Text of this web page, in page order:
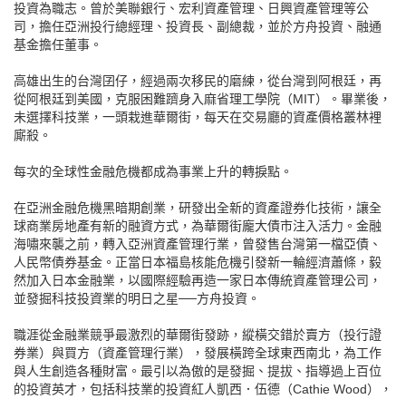
投資為職志。曾於美聯銀行、宏利資產管理、日興資產管理等公
司，擔任亞洲投行總經理、投資長、副總裁，並於方舟投資、融通
基金擔任董事。
高雄出生的台灣囝仔，經過兩次移民的磨練，從台灣到阿根廷，再
從阿根廷到美國，克服困難躋身入麻省理工學院（MIT）。畢業後，
未選擇科技業，一頭栽進華爾街，每天在交易廳的資產價格叢林裡
廝殺。
每次的全球性金融危機都成為事業上升的轉捩點。
在亞洲金融危機黑暗期創業，研發出全新的資產證券化技術，讓全
球商業房地產有新的融資方式，為華爾街龐大債市注入活力。金融
海嘯來襲之前，轉入亞洲資產管理行業，曾發售台灣第一檔亞債、
人民幣債券基金。正當日本福島核能危機引發新一輪經濟蕭條，毅
然加入日本金融業，以國際經驗再造一家日本傳統資產管理公司，
並發掘科技投資業的明日之星──方舟投資。
職涯從金融業競爭最激烈的華爾街發跡，縱橫交錯於賣方（投行證
券業）與買方（資產管理行業），發展橫跨全球東西南北，為工作
與人生創造各種財富。最引以為傲的是發掘、提拔、指導過上百位
的投資英才，包括科技業的投資紅人凱西．伍德（Cathie Wood），